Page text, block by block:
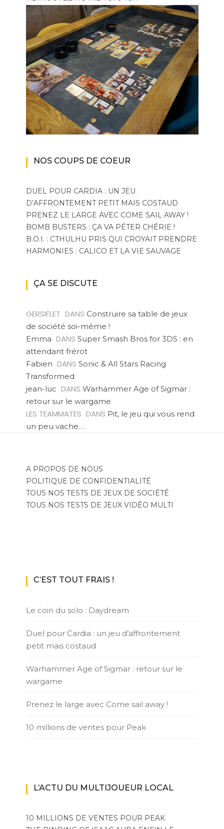
NOS COUPS DE COEUR
DUEL POUR CARDIA : UN JEU
D’AFFRONTEMENT PETIT MAIS COSTAUD
PRENEZ LE LARGE AVEC COME SAIL AWAY !
BOMB BUSTERS : ÇA VA PÉTER CHÉRIE !
B.O.I. : CTHULHU PRIS QUI CROYAIT PRENDRE
HARMONIES : CALICO ET LA VIE SAUVAGE
ÇA SE DISCUTE
GERSIFLET DANS Construire sa table de jeux
de société soi-même !
Emma DANS Super Smash Bros for 3DS : en
attendant frérot
Fabien DANS Sonic & All Stars Racing
Transformed
jean-luc DANS Warhammer Age of Sigmar :
retour sur le wargame
LES TEAMMATES DANS Pit, le jeu qui vous rend
un peu vache…
A PROPOS DE NOUS
POLITIQUE DE CONFIDENTIALITÉ
TOUS NOS TESTS DE JEUX DE SOCIÉTÉ
TOUS NOS TESTS DE JEUX VIDÉO MULTI
C’EST TOUT FRAIS !
Le coin du solo : Daydream
Duel pour Cardia : un jeu d’affrontement
petit mais costaud
Warhammer Age of Sigmar : retour sur le
wargame
Prenez le large avec Come sail away !
10 millions de ventes pour Peak
L’ACTU DU MULTIJOUEUR LOCAL
10 MILLIONS DE VENTES POUR PEAK